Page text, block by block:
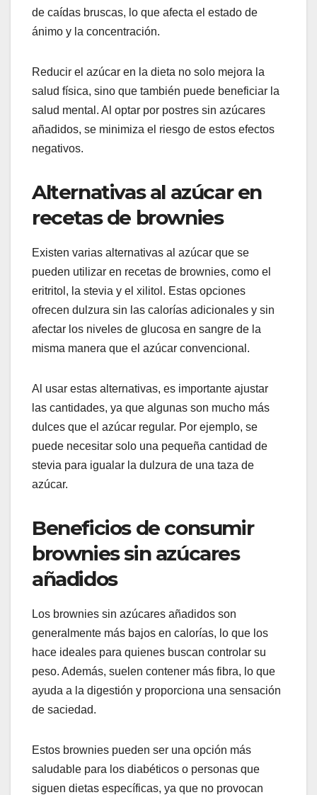
de caídas bruscas, lo que afecta el estado de
ánimo y la concentración.
Reducir el azúcar en la dieta no solo mejora la
salud física, sino que también puede beneficiar la
salud mental. Al optar por postres sin azúcares
añadidos, se minimiza el riesgo de estos efectos
negativos.
Alternativas al azúcar en
recetas de brownies
Existen varias alternativas al azúcar que se
pueden utilizar en recetas de brownies, como el
eritritol, la stevia y el xilitol. Estas opciones
ofrecen dulzura sin las calorías adicionales y sin
afectar los niveles de glucosa en sangre de la
misma manera que el azúcar convencional.
Al usar estas alternativas, es importante ajustar
las cantidades, ya que algunas son mucho más
dulces que el azúcar regular. Por ejemplo, se
puede necesitar solo una pequeña cantidad de
stevia para igualar la dulzura de una taza de
azúcar.
Beneficios de consumir
brownies sin azúcares
añadidos
Los brownies sin azúcares añadidos son
generalmente más bajos en calorías, lo que los
hace ideales para quienes buscan controlar su
peso. Además, suelen contener más fibra, lo que
ayuda a la digestión y proporciona una sensación
de saciedad.
Estos brownies pueden ser una opción más
saludable para los diabéticos o personas que
siguen dietas específicas, ya que no provocan